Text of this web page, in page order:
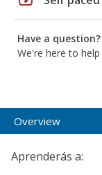
Have a question?
We're here to help
Overview
Aprenderás a: